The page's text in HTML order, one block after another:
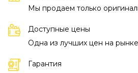
Мы продаем только
Доступные цены
Одна из лучших цен на
Гарантия